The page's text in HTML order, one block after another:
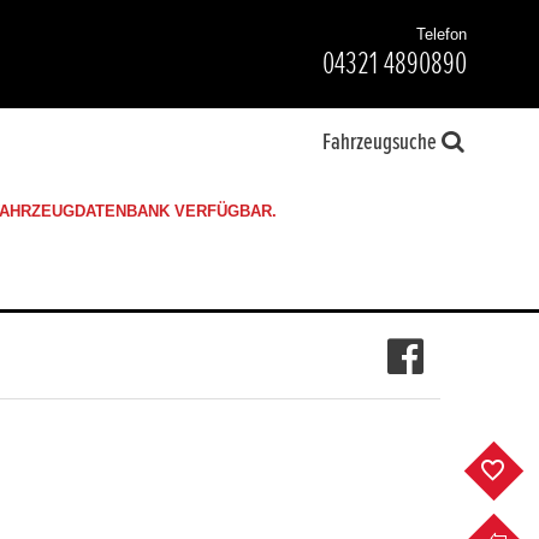
Telefon
04321 4890890
Fahrzeugsuche
VERFÜGBAR.